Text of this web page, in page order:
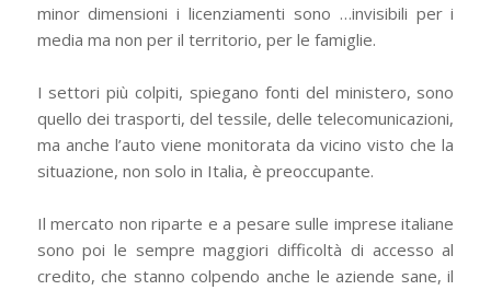
minor dimensioni i licenziamenti sono …invisibili per i
media ma non per il territorio, per le famiglie.
I settori più colpiti, spiegano fonti del ministero, sono
quello dei trasporti, del tessile, delle telecomunicazioni,
ma anche l’auto viene monitorata da vicino visto che la
situazione, non solo in Italia, è preoccupante.
Il mercato non riparte e a pesare sulle imprese italiane
sono poi le sempre maggiori difficoltà di accesso al
credito, che stanno colpendo anche le aziende sane, il